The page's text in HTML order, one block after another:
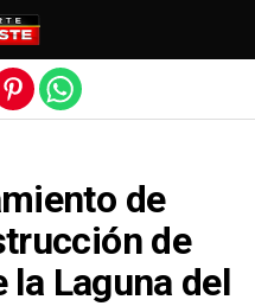
de
de
Laguna del
móvil